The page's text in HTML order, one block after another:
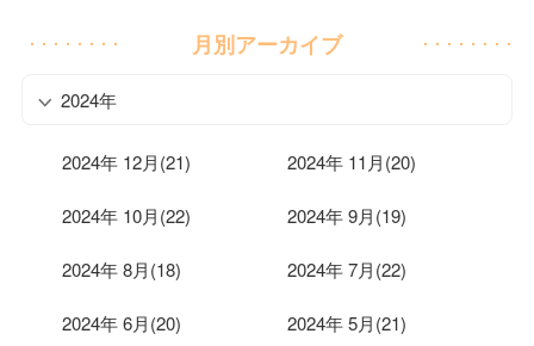
月別アーカイブ
2024年
2024年 12月(21) 2024年 11月(20)
2024年 10月(22) 2024年 9月(19)
2024年 8月(18) 2024年 7月(22)
2024年 6月(20) 2024年 5月(21)